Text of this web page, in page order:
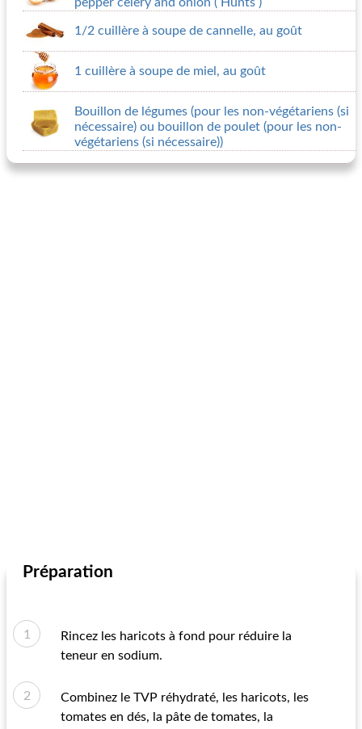
1/2 cuillère à soupe de cannelle, au goût
1 cuillère à soupe de miel, au goût
Bouillon de légumes (pour les non-végétariens (si
nécessaire) ou bouillon de poulet (pour les non-
végétariens (si nécessaire))
Préparation
Rincez les haricots à fond pour réduire la
teneur en sodium.
Combinez le TVP réhydraté, les haricots, les
tomates en dés, la pâte de tomates, la